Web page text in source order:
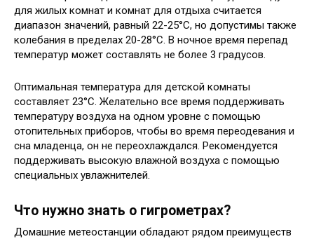
для жилых комнат и комнат для отдыха считается
диапазон значений, равный 22-25°С, но допустимы также
колебания в пределах 20-28°С. В ночное время перепад
температур может составлять не более 3 градусов.
Оптимальная температура для детской комнаты
составляет 23°С. Желательно все время поддерживать
температуру воздуха на одном уровне с помощью
отопительных приборов, чтобы во время переодевания и
сна младенца, он не переохлаждался. Рекомендуется
поддерживать высокую влажной воздуха с помощью
специальных увлажнителей.
Что нужно знать о гигрометрах?
Домашние метеостанции обладают рядом преимуществ